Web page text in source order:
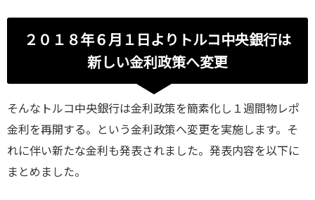
２０１８年６月１日よりトルコ中央銀行は
新しい金利政策へ変更
そんなトルコ中央銀行は金利政策を簡素化し１週間物レポ
金利を再開する。という金利政策へ変更を実施します。そ
れに伴い新たな金利も発表されました。発表内容を以下に
まとめました。